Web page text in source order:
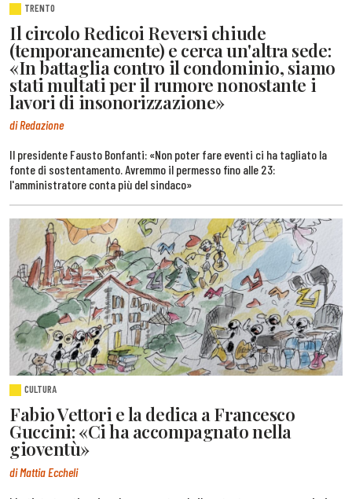
TRENTO
Il circolo Redicoi Reversi chiude
(temporaneamente) e cerca un'altra sede:
«In battaglia contro il condominio, siamo
stati multati per il rumore nonostante i
lavori di insonorizzazione»
di Redazione
Il presidente Fausto Bonfanti: «Non poter fare eventi ci ha tagliato la
fonte di sostentamento. Avremmo il permesso fino alle 23:
l'amministratore conta più del sindaco»
CULTURA
Fabio Vettori e la dedica a Francesco
Guccini: «Ci ha accompagnato nella
gioventù»
di Mattia Eccheli